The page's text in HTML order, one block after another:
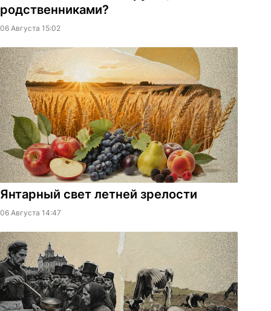
родственниками?
06 Августа 15:02
Янтарный свет летней зрелости
06 Августа 14:47